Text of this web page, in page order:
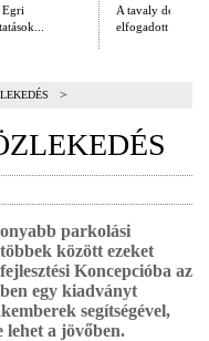
Egri
A tavaly
elfogadott
>
parkolási
között ezeket
Koncepcióba az
egy kiadványt
segítségével,
lehet a jövőben.